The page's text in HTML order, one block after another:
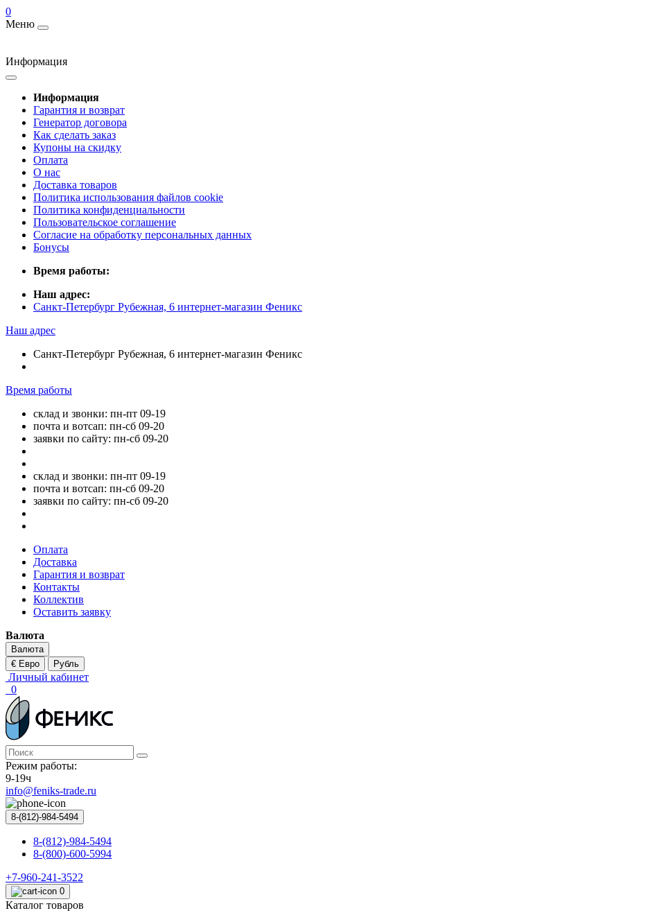
0
Меню
Информация
Информация
Гарантия и возврат
Генератор договора
Как сделать заказ
Купоны на скидку
Оплата
О нас
Доставка товаров
Политика использования файлов cookie
Политика конфиденциальности
Пользовательское соглашение
Согласие на обработку персональных данных
Бонусы
Время работы:
Наш адрес:
Санкт-Петербург Рубежная, 6 интернет-магазин Феникс
Наш адрес
Санкт-Петербург Рубежная, 6 интернет-магазин Феникс
Время работы
склад и звонки: пн-пт 09-19
почта и вотсап: пн-сб 09-20
заявки по сайту: пн-сб 09-20
склад и звонки: пн-пт 09-19
почта и вотсап: пн-сб 09-20
заявки по сайту: пн-сб 09-20
Оплата
Доставка
Гарантия и возврат
Контакты
Коллектив
Оставить заявку
Валюта
Валюта
€ Евро
Рубль
Личный кабинет
0
Режим работы:
9-19ч
info@feniks-trade.ru
8-(812)-984-5494
8-(812)-984-5494
8-(800)-600-5994
+7-960-241-3522
0
Каталог товаров